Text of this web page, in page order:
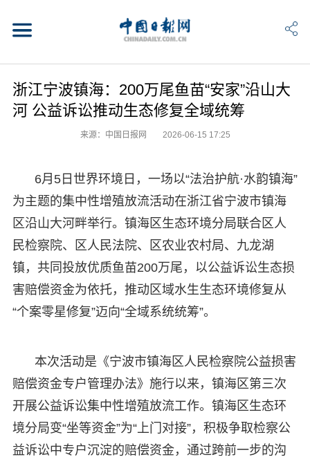
浙江宁波镇海：200万尾鱼苗“安家”沿山大
河 公益诉讼推动生态修复全域统筹
来源：中国日报网 2026-06-15 17:25
6月5日世界环境日，一场以“法治护航·水韵镇海”
为主题的集中性增殖放流活动在浙江省宁波市镇海
区沿山大河畔举行。镇海区生态环境分局联合区人
民检察院、区人民法院、区农业农村局、九龙湖
镇，共同投放优质鱼苗200万尾，以公益诉讼生态损
害赔偿资金为依托，推动区域水生生态环境修复从
“个案零星修复”迈向“全域系统统筹”。
本次活动是《宁波市镇海区人民检察院公益损害
赔偿资金专户管理办法》施行以来，镇海区第三次
开展公益诉讼集中性增殖放流工作。镇海区生态环
境分局变“坐等资金”为“上门对接”，积极争取检察公
益诉讼中专户沉淀的赔偿资金，通过跨前一步的沟